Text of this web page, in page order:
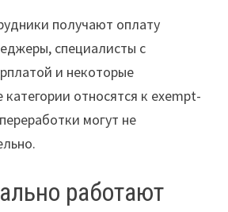
получают оплату
специалисты с
и некоторые
относятся к exempt-
могут не
работают